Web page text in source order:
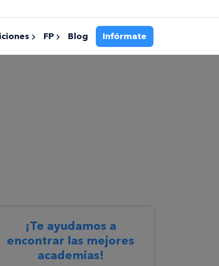
FP Blog Infórmate
¡Te ayudamos a
encontrar las mejores
academias!